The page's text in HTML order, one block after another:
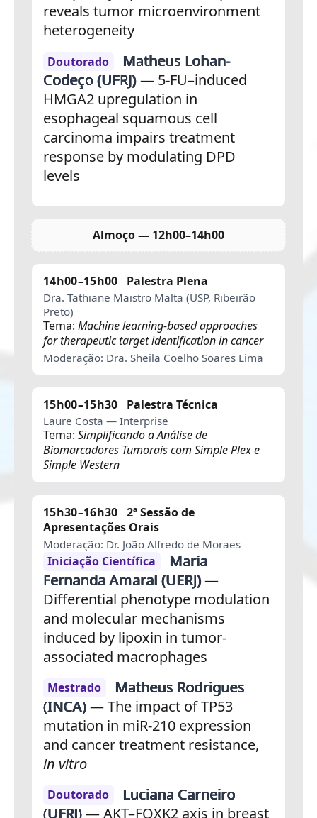
reveals tumor microenvironment
heterogeneity
Doutorado
Matheus Lohan-
Codeço (UFRJ)— 5-FU–induced
HMGA2 upregulation in
esophageal squamous cell
carcinoma impairs treatment
response by modulating DPD
levels
Almoço — 12h00–14h00
14h00–15h00 Palestra Plena
Dra. Tathiane Maistro Malta (USP, Ribeirão
Preto)
Tema: Machine learning-based approaches
for therapeutic target identification in cancer
Moderação: Dra. Sheila Coelho Soares Lima
15h00–15h30 Palestra Técnica
Laure Costa — Interprise
Tema: Simplificando a Análise de
Biomarcadores Tumorais com Simple Plex e
Simple Western
15h30–16h30 2ª Sessão de
Apresentações Orais
Moderação: Dr. João Alfredo de Moraes
Iniciação Científica
Maria
Fernanda Amaral (UERJ)—
Differential phenotype modulation
and molecular mechanisms
induced by lipoxin in tumor-
associated macrophages
Mestrado
Matheus Rodrigues
(INCA)— The impact of TP53
mutation in miR-210 expression
and cancer treatment resistance,
in vitro
Doutorado
Luciana Carneiro
(UFRJ)— AKT–FOXK2 axis in breast